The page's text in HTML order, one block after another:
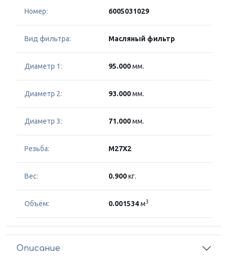
Номер: 6005031029
Вид фильтра: Масляный фильтр
Диаметр 1: 95.000мм.
Диаметр 2: 93.000мм.
Диаметр 3: 71.000мм.
Резьба: M27X2
Вес: 0.900кг.
Объём: 0.001534м3
Описание